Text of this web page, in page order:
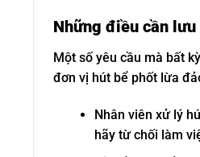
Những điều cần
Một số yêu cầu mà bất
đơn vị hút bể phốt lừa
Nhân viên xử lý
hãy từ chối làm